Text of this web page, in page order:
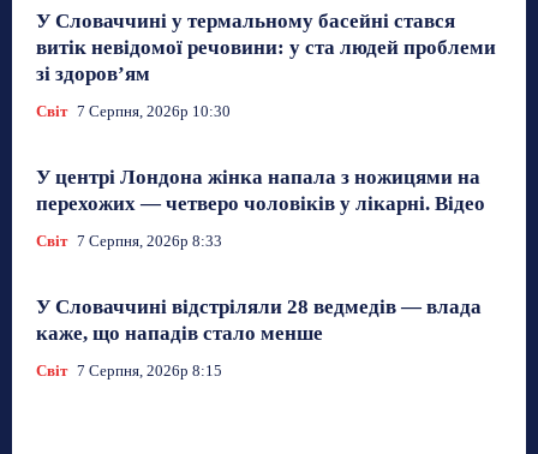
У Словаччині у термальному басейні стався
витік невідомої речовини: у ста людей проблеми
зі здоров’ям
Світ 7 Серпня, 2026р 10:30
У центрі Лондона жінка напала з ножицями на
перехожих — четверо чоловіків у лікарні. Відео
Світ 7 Серпня, 2026р 8:33
У Словаччині відстріляли 28 ведмедів — влада
каже, що нападів стало менше
Світ 7 Серпня, 2026р 8:15